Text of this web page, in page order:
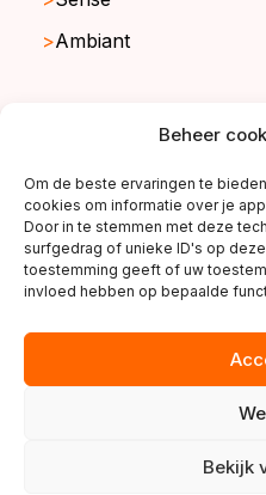
Beheer
Om de beste ervaringen te
cookies om informatie over je
Door in te stemmen met deze
surfgedrag of unieke ID's op
toestemming geeft of uw
invloed hebben op bepaalde
Bekijk
Ambiant